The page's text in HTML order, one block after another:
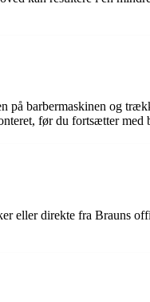
på barbermaskinen og
før du fortsætter med
eller direkte fra Brauns